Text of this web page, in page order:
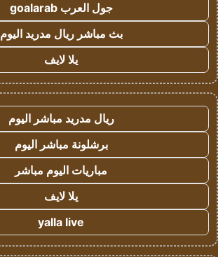
جول العرب goalarab
بث مباشر ريال مدريد اليوم
يلا لايف
ريال مدريد مباشر اليوم
برشلونة مباشر اليوم
مباريات اليوم مباشر
يلا لايف
yalla live